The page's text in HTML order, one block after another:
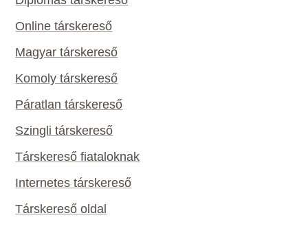
Online társkereső
Magyar társkereső
Komoly társkereső
Páratlan társkereső
Szingli társkereső
Társkereső fiataloknak
Internetes társkereső
Társkereső oldal